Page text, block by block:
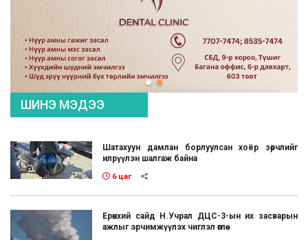
ШИНЭ МЭДЭЭ
Шатахуун дамлан борлуулсан хоёр зөрчлийг
илрүүлэн шалгаж байна
6 цаг
Ерөнхий сайд Н.Учрал ДЦС-3-ын их засварын
ажлыг эрчимжүүлэх чиглэл өглөө